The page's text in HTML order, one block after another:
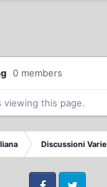
0 members
viewing this page.
Discussioni Varie